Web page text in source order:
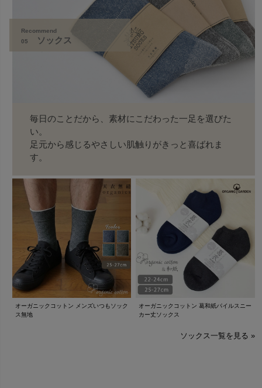
Recommend
05
ソックス
毎日のことだから、素材にこだわった一足を選びた
い。
足元から感じるやさしい肌触りがきっと喜ばれま
す。
オーガニックコットン メンズいつもソック
ス無地
オーガニックコットン 葛和紙パイルスニー
カー丈ソックス
ソックス一覧を見る »